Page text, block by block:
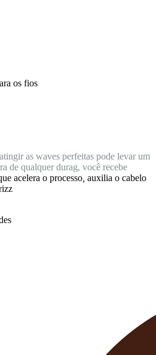
os fios
as waves perfeitas pode levar um
de qualquer durag, você recebe
acelera o processo auxilia o cabelo